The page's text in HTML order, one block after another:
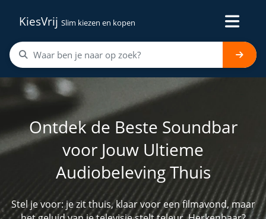
KiesVrij Slim kiezen en kopen
Ontdek de Beste Soundbar
voor Jouw Ultieme
Audiobeleving Thuis
Stel je voor: je zit thuis, klaar voor een filmavond, maar